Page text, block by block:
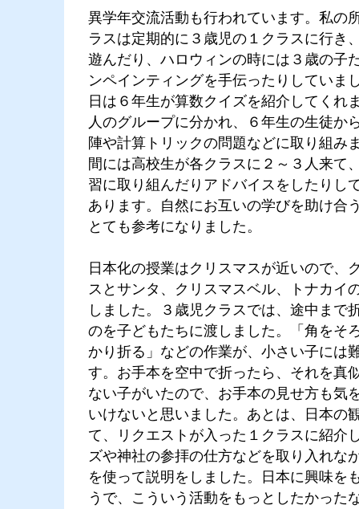
異学年交流活動も行われています。私の
ラスは定期的に３歳児の１クラスに行き
遊んだり、ハロウィンの時には３歳の子
ンペインティングを手伝ったりしていま
日は６年生が算数クイズを紹介してくれ
人のグループに分かれ、６年生の生徒か
陣や計算トリックの問題などに取り組み
間には高校生が各クラスに２～３人来て
習に取り組んだりアドバイスをしたりし
あります。自然にお互いの学びを助け合
とても参考になりました。
日本化の授業はクリスマスが近いので、
スとサンタ、クリスマスベル、トナカイ
しました。３歳児クラスでは、途中まで
のを子どもたちに渡しました。「角をそ
かり折る」などの作業が、小さい子には
す。お手本を空中で折ったら、それを真
ない子がいたので、お手本の見せ方も気
いけないと思いました。あとは、日本の
て、リクエストが入った１クラスに紹介
ズや神社の参拝の仕方などを取り入れな
を使って説明をしました。日本に興味を
うで、こういう活動をもっとしたかった